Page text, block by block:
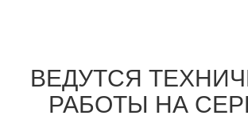
ВЕДУТСЯ
РАБОТЫ НА